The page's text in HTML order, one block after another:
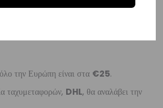
συνήθως από 2-7 εργάσιμες
την Ευρώπη είναι στα €25.
ταχυμεταφορών, DHL, θα αναλάβει την